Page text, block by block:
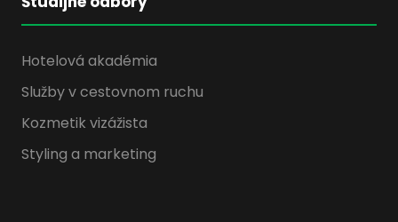
Hotelová akadémia
Služby v cestovnom ruchu
Kozmetik vizážista
Styling a marketing